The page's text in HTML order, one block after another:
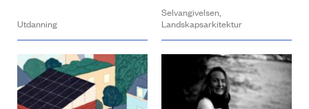
Utdanning
Selvangivelsen,
Landskapsarkitektur